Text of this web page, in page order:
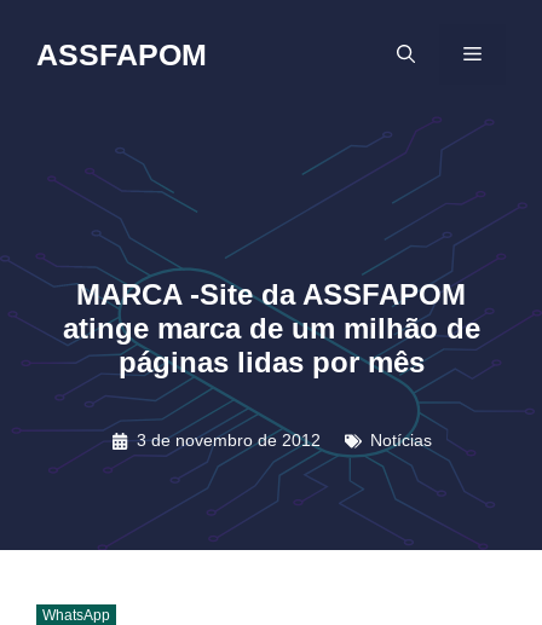
ASSFAPOM MENU
MARCA -Site da ASSFAPOM
atinge marca de um milhão de
páginas lidas por mês
3 de novembro de 2012 Notícias
WhatsApp